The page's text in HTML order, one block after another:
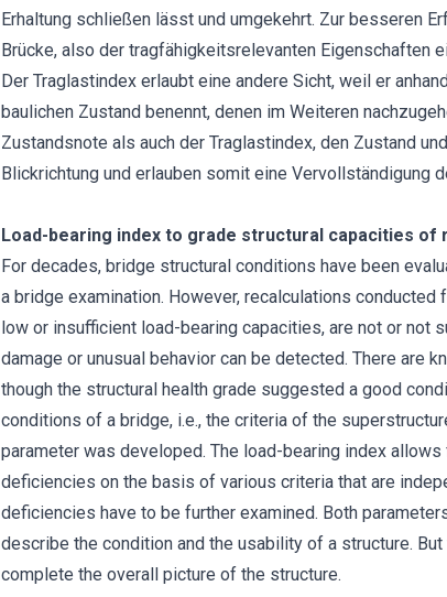
Erhaltung schließen lässt und umgekehrt. Zur besseren
Brücke, also der tragfähigkeitsrelevanten Eigenschaften
Der Traglastindex erlaubt eine andere Sicht, weil er
baulichen Zustand benennt, denen im Weiteren
Zustandsnote als auch der Traglastindex, den Zustand
Blickrichtung und erlauben somit eine Vervollständigung
Load-bearing index to grade structural capacities of
For decades, bridge structural conditions have been
a bridge examination. However, recalculations
low or insufficient load-bearing capacities, are not or
damage or unusual behavior can be detected. There are
though the structural health grade suggested a good
conditions of a bridge, i.e., the criteria of the
parameter was developed. The load-bearing index
deficiencies on the basis of various criteria that are
deficiencies have to be further examined. Both
describe the condition and the usability of a structure.
complete the overall picture of the structure.